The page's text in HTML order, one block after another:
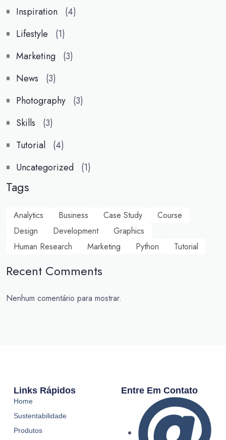
Inspiration
(4)
Lifestyle
(1)
Marketing
(3)
News
(3)
Photography
(3)
Skills
(3)
Tutorial
(4)
Uncategorized
(1)
Tags
Analytics Business Case Study
Course
Design
Development
Graphics
Human Research
Marketing Python Tutorial
Recent Comments
Nenhum comentário para mostrar.
Links Rápidos
Home
Sustentabilidade
Produtos
Entre Em Contato